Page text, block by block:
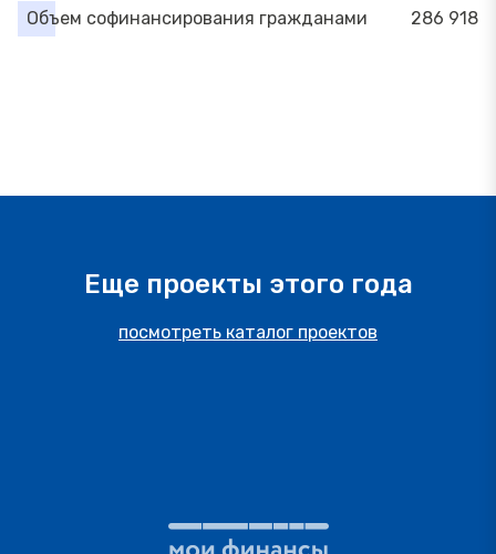
Объем софинансирования гражданами 286 918
Еще проекты этого года
посмотреть каталог проектов